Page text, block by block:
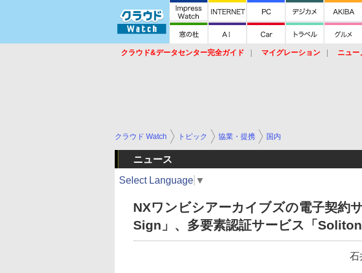
クラウド&データセンター完全ガイド マイグレーション ニュー
クラウド Watch トピック 協業・提携 国内
ニュース
Select Language ▼
NXワンビシアーカイブズの電子契約
Sign」、多要素認証サービス「
石